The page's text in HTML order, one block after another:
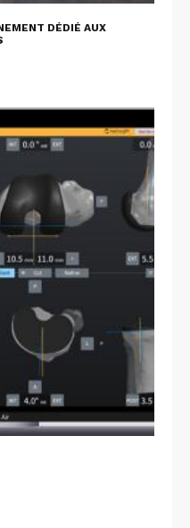
DÉDIÉ AUX